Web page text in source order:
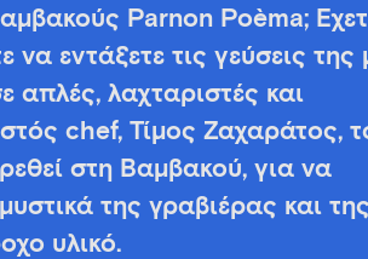
Parnon Poèma;
εντάξετε τις γεύσεις της
απλές, λαχταριστές και
chef, Τίμος Ζαχαράτος,
στη Βαμβακού, για να
της γραβιέρας και της
υλικό.